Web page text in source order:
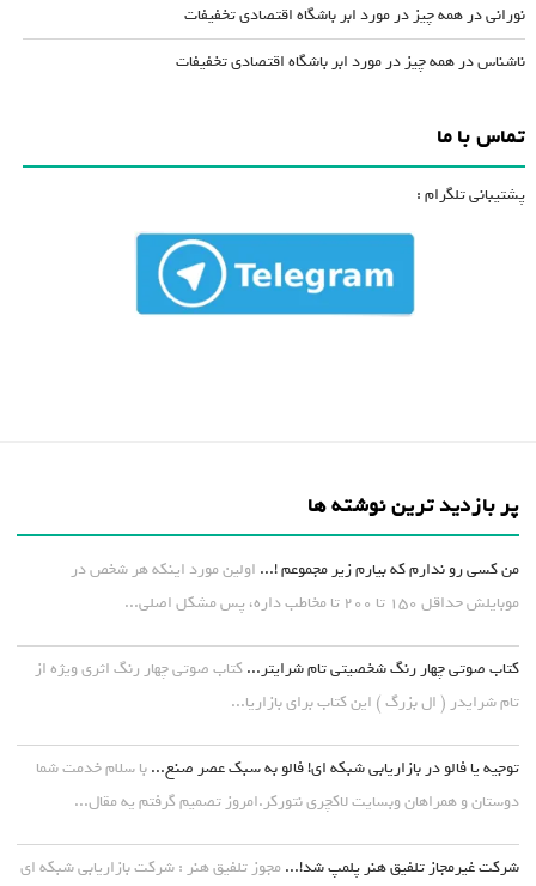
نورانیدرهمه چیز در مورد ابر باشگاه اقتصادی تخفیفات
ناشناسدرهمه چیز در مورد ابر باشگاه اقتصادی تخفیفات
تماس با ما
پشتیبانی تلگرام :
پر بازدید ترین نوشته ها
من کسی رو ندارم که بیارم زیر مجموعم !... اولین مورد اینکه هر شخص در
موبایلش حداقل ۱۵۰ تا ۲۰۰ تا مخاطب داره، پس مشکل اصلی...
کتاب صوتی چهار رنگ شخصیتی تام شرایتر... کتاب صوتی چهار رنگ اثری ویژه از
تام شرایدر ( ال بزرگ ) این کتاب برای بازاریا...
توجیه یا فالو در بازاریابی شبکه ای! فالو به سبک عصر صنع... با سلام خدمت شما
دوستان و همراهان وبسایت لاکچری نتورکر.امروز تصمیم گرفتم یه مقال...
شرکت غیرمجاز تلفیق هنر پلمپ شد!... مجوز تلفیق هنر : شرکت بازاریابی شبکه ای